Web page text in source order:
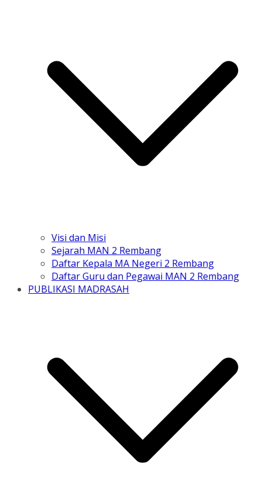
Visi dan Misi
Sejarah MAN 2 Rembang
Daftar Kepala MA Negeri 2 Rembang
Daftar Guru dan Pegawai MAN 2 Rembang
PUBLIKASI MADRASAH